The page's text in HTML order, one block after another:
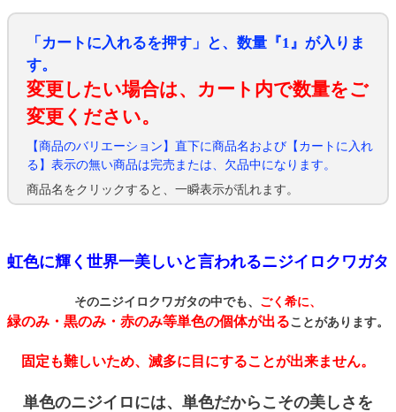
「カートに入れるを押す」と、数量『1』が入りま
す。
変更したい場合は、カート内で数量をご
変更ください。
【商品のバリエーション】直下に商品名および【カートに入れ
る】表示の無い商品は完売または、欠品中になります。
商品名をクリックすると、一瞬表示が乱れます。
虹色に輝く世界一美しいと言われるニジイロクワガタ
そのニジイロクワガタの中でも、 ごく希に、
緑のみ・黒のみ・赤のみ等単色の個体が出ることがあります。
固定も難しいため、滅多に目にすることが出来ません。
単色のニジイロには、単色だからこその美しさを